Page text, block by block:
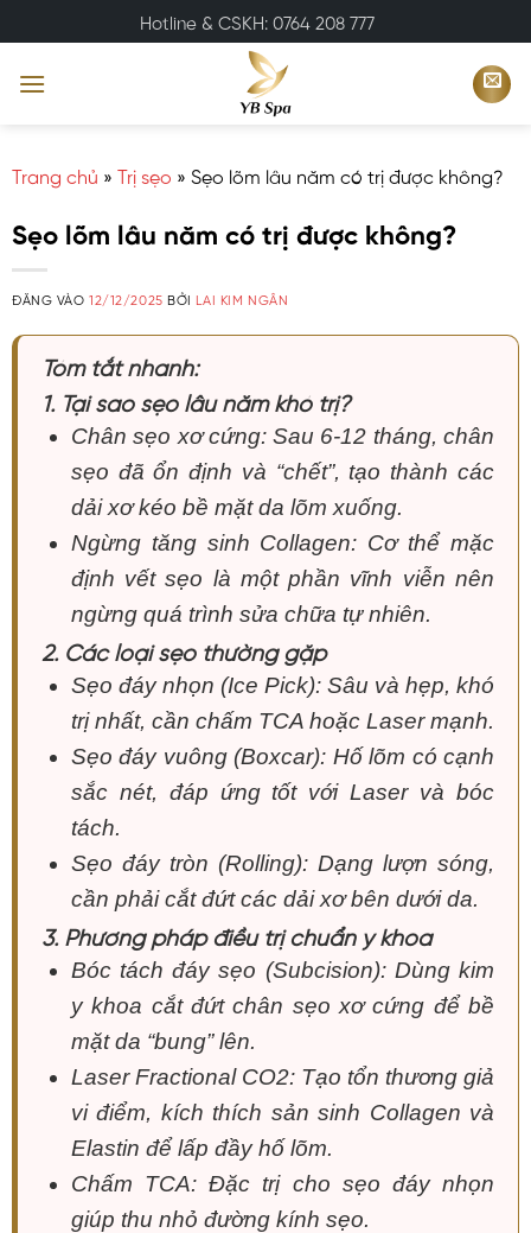
qua
nội
Hotline & CSKH: 0764 208 777
Trang chủ » Trị sẹo » Sẹo lõm lâu năm có trị được không?
Sẹo lõm lâu năm có trị được không?
ĐĂNG VÀO12/12/2025 BỞI LAI KIM NGÂN
Tóm tắt nhanh:
1. Tại sao sẹo lâu năm khó trị?
Chân sẹo xơ cứng: Sau 6-12 tháng, chân
sẹo đã ổn định và “chết”, tạo thành các
dải xơ kéo bề mặt da lõm xuống.
Ngừng tăng sinh Collagen: Cơ thể mặc
định vết sẹo là một phần vĩnh viễn nên
ngừng quá trình sửa chữa tự nhiên.
2. Các loại sẹo thường gặp
Sẹo đáy nhọn (Ice Pick): Sâu và hẹp, khó
trị nhất, cần chấm TCA hoặc Laser mạnh.
Sẹo đáy vuông (Boxcar): Hố lõm có cạnh
sắc nét, đáp ứng tốt với Laser và bóc
tách.
Sẹo đáy tròn (Rolling): Dạng lượn sóng,
cần phải cắt đứt các dải xơ bên dưới da.
3. Phương pháp điều trị chuẩn y khoa
Bóc tách đáy sẹo (Subcision): Dùng kim
y khoa cắt đứt chân sẹo xơ cứng để bề
mặt da “bung” lên.
Laser Fractional CO2: Tạo tổn thương giả
vi điểm, kích thích sản sinh Collagen và
Elastin để lấp đầy hố lõm.
Chấm TCA: Đặc trị cho sẹo đáy nhọn
giúp thu nhỏ đường kính sẹo.